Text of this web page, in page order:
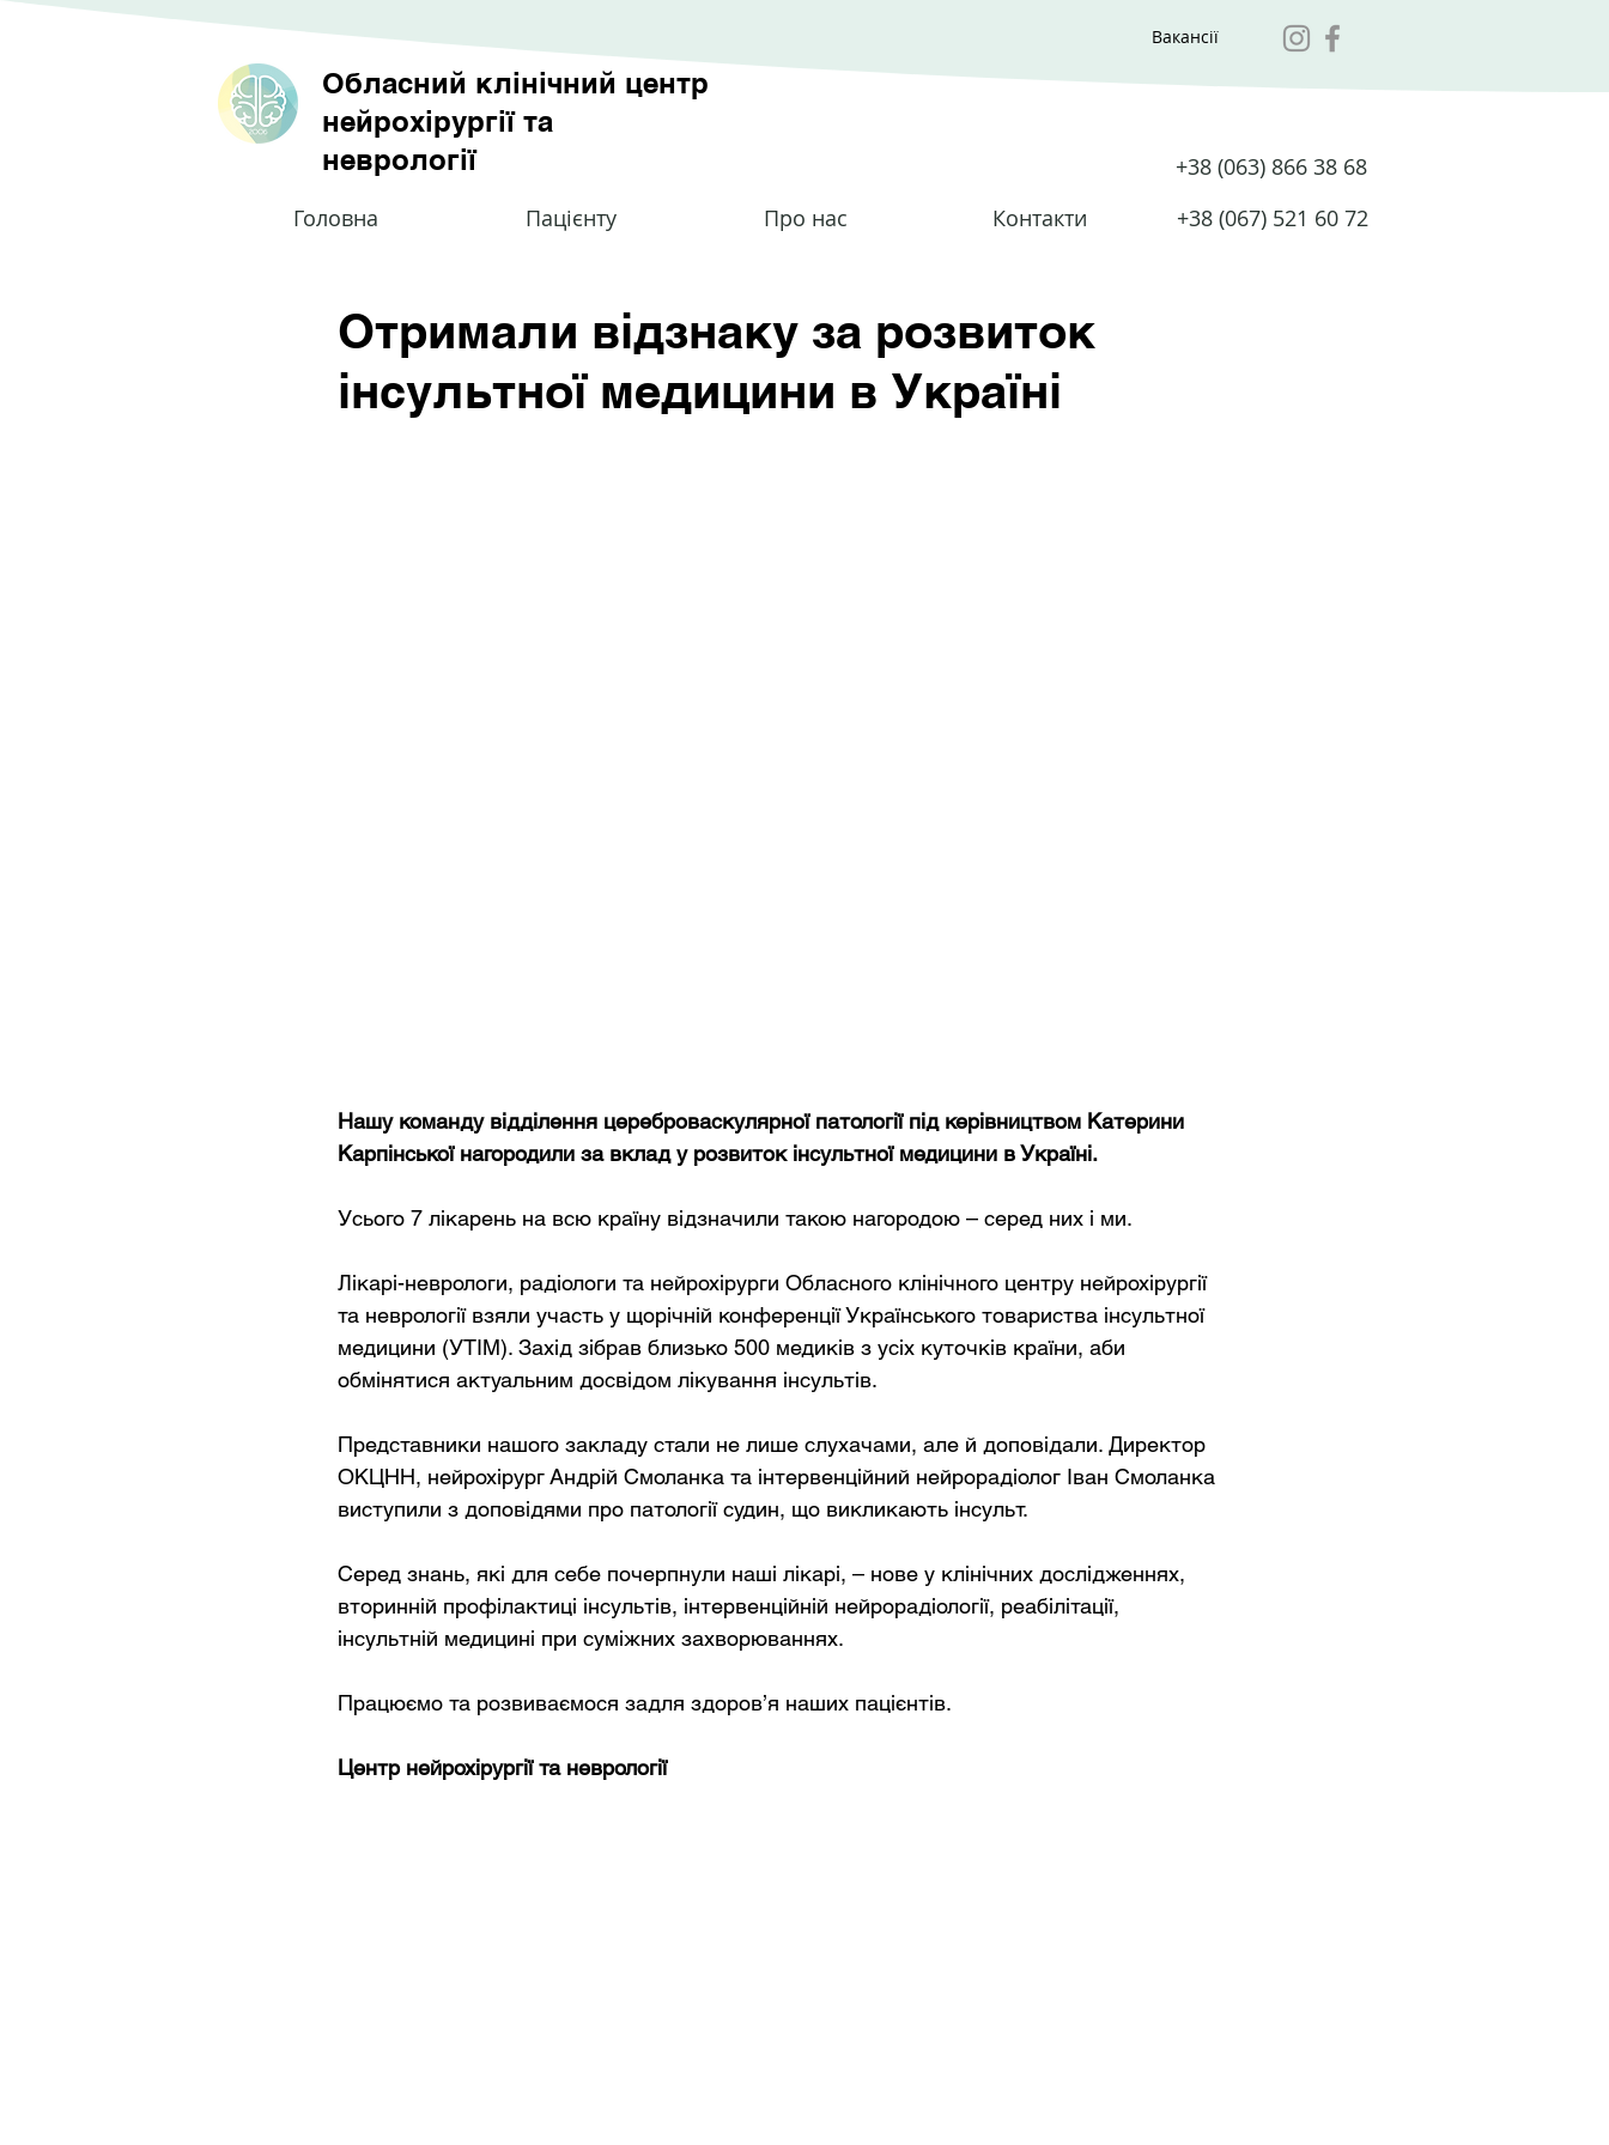
Обласний клінічний центр
нейрохірургії та
неврології
Вакансії
+38 (063) 866 38 68
Головна
Пацієнту Про нас Контакти +38 (067) 521 60 72
Отримали відзнаку за розвиток
інсультної медицини в Україні
Нашу команду відділення цереброваскулярної патології під керівництвом Катерини
Карпінської нагородили за вклад у розвиток інсультної медицини в Україні.
Усього 7 лікарень на всю країну відзначили такою нагородою – серед них і ми.
Лікарі-неврологи, радіологи та нейрохірурги Обласного клінічного центру нейрохірургії
та неврології взяли участь у щорічній конференції Українського товариства інсультної
медицини (УТІМ). Захід зібрав близько 500 медиків з усіх куточків країни, аби
обмінятися актуальним досвідом лікування інсультів.
Представники нашого закладу стали не лише слухачами, але й доповідали. Директор
ОКЦНН, нейрохірург Андрій Смоланка та інтервенційний нейрорадіолог Іван Смоланка
виступили з доповідями про патології судин, що викликають інсульт.
Серед знань, які для себе почерпнули наші лікарі, – нове у клінічних дослідженнях,
вторинній профілактиці інсультів, інтервенційній нейрорадіології, реабілітації,
інсультній медицині при суміжних захворюваннях.
Працюємо та розвиваємося задля здоров’я наших пацієнтів.
Центр нейрохірургії та неврології